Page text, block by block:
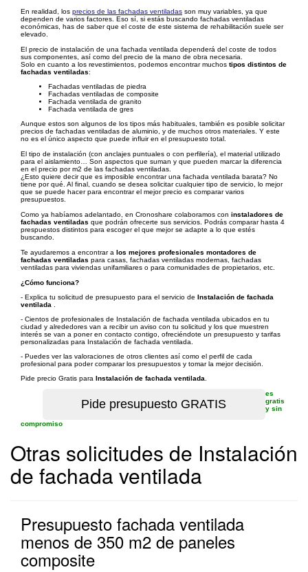
En realidad, los precios de las fachadas ventiladas son muy variables, ya que
dependen de varios factores. Eso sí, si estás buscando fachadas ventiladas
económicas, has de saber que el coste de este sistema de rehabilitación suele ser
elevado.
El precio de instalación de una fachada ventilada dependerá del coste de todos
sus componentes, así como del precio de la mano de obra necesaria.
Solo en cuanto a los revestimientos, podemos encontrar muchos tipos distintos de
fachadas ventiladas:
Fachadas ventiladas de piedra
Fachadas ventiladas de composite
Fachada ventilada de granito
Fachada ventilada de gres
Aunque estos son algunos de los tipos más habituales, también es posible solicitar
precios de fachadas ventiladas de aluminio, y de muchos otros materiales. Y este
no es el único aspecto que puede influir en el presupuesto total.
El tipo de instalación (con anclajes puntuales o con perfilería), el material utilizado
para el aislamiento… Son aspectos que suman y que pueden marcar la diferencia
en el precio por m2 de las fachadas ventiladas.
¿Esto quiere decir que es imposible encontrar una fachada ventilada barata? No
tiene por qué. Al final, cuando se desea solicitar cualquier tipo de servicio, lo mejor
que se puede hacer para encontrar el mejor precio es comparar varios
presupuestos.
Como ya habíamos adelantado, en Cronoshare colaboramos con instaladores de
fachadas ventiladas que podrán ofrecerte sus servicios. Podrás comparar hasta 4
prespuestos distintos para escoger el que mejor se adapte a lo que estés
buscando.
Te ayudaremos a encontrar a los mejores profesionales montadores de
fachadas ventiladas para casas, fachadas ventiladas modernas, fachadas
ventiladas para viviendas unifamiliares o para comunidades de propietarios, etc.
¿Cómo funciona?
- Explica tu solicitud de presupuesto para el servicio de Instalación de fachada
ventilada
- Cientos de profesionales de Instalación de fachada ventilada ubicados en tu
ciudad y alrededores van a recibir un aviso con tu solicitud y los que muestren
interés se van a poner en contacto contigo, ofreciéndote un presupuesto y tarifas
personalizadas para Instalación de fachada ventilada.
- Puedes ver las valoraciones de otros clientes así como el perfil de cada
profesional para poder comparar los presupuestos y tomar la mejor decisión.
Pide precio Gratis para Instalación de fachada ventilada
es
gratis
y sin
compromiso
Otras solicitudes de Instalación
de fachada ventilada
Presupuesto fachada ventilada
menos de 350 m2 de paneles
composite